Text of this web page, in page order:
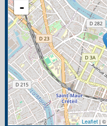
-
Leaflet | ©